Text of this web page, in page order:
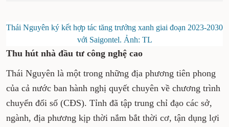
Thái Nguyên ký kết hợp tác tăng trưởng xanh giai đoạn 2023-2030
với Saigontel. Ảnh: TL
Thu hút nhà đầu tư công nghệ cao
Thái Nguyên là một trong những địa phương tiên phong
của cả nước ban hành nghị quyết chuyên về chương trình
chuyển đổi số (CĐS). Tỉnh đã tập trung chỉ đạo các sở,
ngành, địa phương kịp thời nắm bắt thời cơ, tận dụng lợi